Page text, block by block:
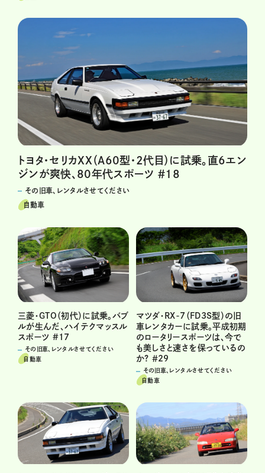
トヨタ・セリカXX（A60型・2代目）に試乗。直6エン
ジンが爽快、80年代スポーツ ＃18
その旧車、レンタルさせてください
自動車
三菱・GTO（初代）に試乗。バブ
ルが生んだ、ハイテクマッスル
スポーツ #17
その旧車、レンタルさせてください
自動車
マツダ・RX-7（FD3S型）の旧
車レンタカーに試乗。平成初期
のロータリースポーツは、今で
も美しさと速さを保っているの
か? ＃29
その旧車、レンタルさせてください
自動車